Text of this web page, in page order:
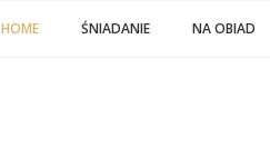
HOME ŚNIADANIE NA OBIAD